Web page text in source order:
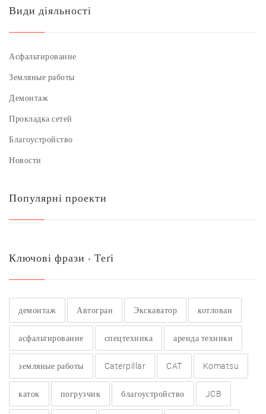
Види діяльності
Асфальтирование
Земляные работы
Демонтаж
Прокладка сетей
Благоустройство
Новости
Популярні проекти
Ключові фрази ‧ Теґі
демонтаж Автогран Экскаватор котлован
асфальтирование спецтехника аренда техники
земляные работы Caterpillar CAT Komatsu
каток погрузчик благоустройство JCB